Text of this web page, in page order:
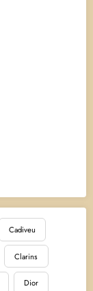
Cadiveu
Clarins
Dior